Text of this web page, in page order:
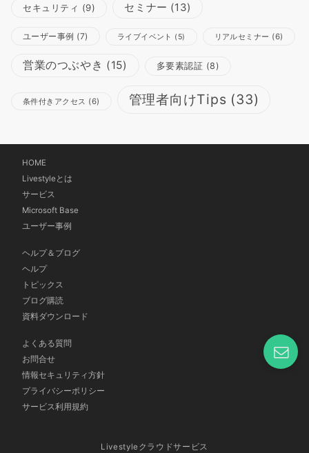
セキュリティ (9) セミナー (13)
ユーザー事例 (7) ライブイベント (5) リアルセミナー (6)
営業のつぶやき (15) 多要素認証 (8)
条件付きアクセス (6) 管理者向けTips (33)
HOME
Livestyleとは
サービス
Microsoft Base
ユーザー事例
ヘルプ＆ブログ
ヘルプ
トピックス
ブログ購読
資料ダウンロード
よくある質問
お問合せ
情報セキュリティ方針
プライバシーポリシー
サービス利用規約
Livestyleクラウドサービス